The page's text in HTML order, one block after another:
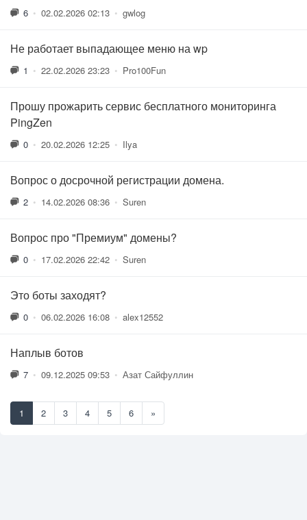
6 • 02.02.2026 02:13 • gwlog
Не работает выпадающее меню на wp
1 • 22.02.2026 23:23 • Pro100Fun
Прошу прожарить сервис бесплатного мониторинга
PingZen
0 • 20.02.2026 12:25 • Ilya
Вопрос о досрочной регистрации домена.
2 • 14.02.2026 08:36 • Suren
Вопрос про "Премиум" домены?
0 • 17.02.2026 22:42 • Suren
Это боты заходят?
0 • 06.02.2026 16:08 • alex12552
Наплыв ботов
7 • 09.12.2025 09:53 • Азат Сайфуллин
1 2 3 4 5 6 »